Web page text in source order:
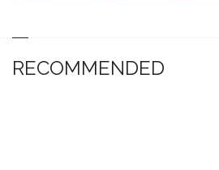
RECOMMENDED